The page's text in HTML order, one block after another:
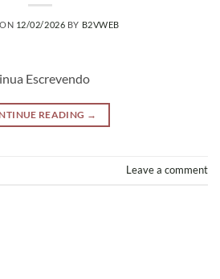
12/02/2026 BY B2VWEB
Escrevendo
READING →
Leave a comment